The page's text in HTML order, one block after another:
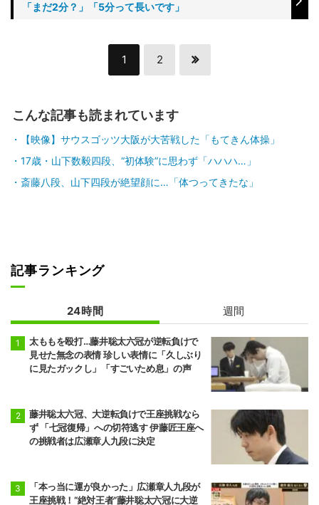
「まだ2分？」「5分って長いです」
1 2
こんな記事も読まれています
【映像】サウスゴッツ大阪が大苦戦した「もてきん体操」
17歳・山下数毅四段、“初体験”に思わず「ハハハ…」
斎藤八段、山下四段が絶望顔に…「体つってきたな」
記事ランキング
24時間 週間
太ももを殴打…藤井聡太六冠が逆転負けで
見せた無念の表情 珍しい表情に「久しぶり
に見たガックし」「すごいため息」の声
藤井聡太六冠、大逆転負けで王座挑戦なら
ず 「七冠復帰」への切符逃す 伊藤匠王座へ
の挑戦者は広瀬章人九段に決定
「本っ当に運が良かった」広瀬章人九段が
王座挑戦！“絶対王者”藤井聡太六冠に大逆